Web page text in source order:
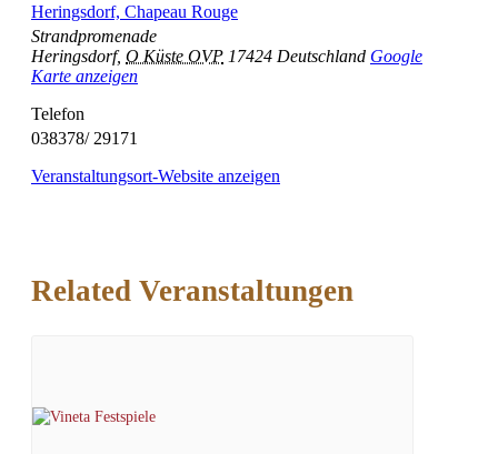
Heringsdorf, Chapeau Rouge
Strandpromenade
Heringsdorf, O Küste OVP 17424 Deutschland Google
Karte anzeigen
Telefon
038378/ 29171
Veranstaltungsort-Website anzeigen
Related Veranstaltungen